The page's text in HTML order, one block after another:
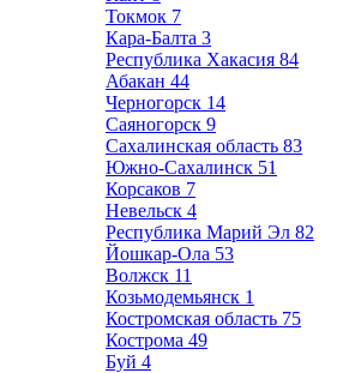
Токмок 7
Кара-Балта 3
Республика Хакасия 84
Абакан 44
Черногорск 14
Саяногорск 9
Сахалинская область 83
Южно-Сахалинск 51
Корсаков 7
Невельск 4
Республика Марий Эл 82
Йошкар-Ола 53
Волжск 11
Козьмодемьянск 1
Костромская область 75
Кострома 49
Буй 4